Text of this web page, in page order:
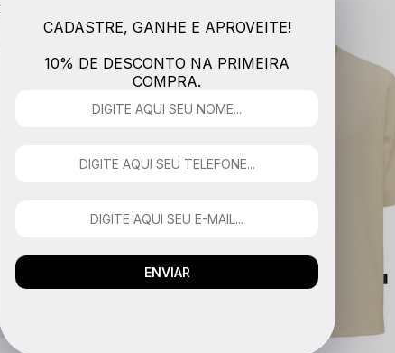
CADASTRE, GANHE E APROVEITE!
10% DE DESCONTO NA PRIMEIRA
COMPRA.
ENVIAR